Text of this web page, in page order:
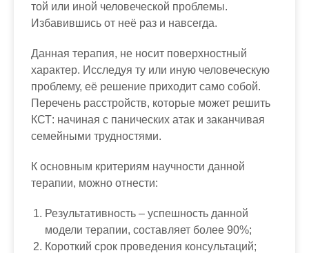
той или иной человеческой проблемы.
Избавившись от неё раз и навсегда.
Данная терапия, не носит поверхностный
характер. Исследуя ту или иную человеческую
проблему, её решение приходит само собой.
Перечень расстройств, которые может решить
КСТ: начиная с панических атак и заканчивая
семейными трудностями.
К основным критериям научности данной
терапии, можно отнести:
Результативность – успешность данной
модели терапии, составляет более 90%;
Короткий срок проведения консультаций;